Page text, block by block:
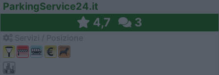
ParkingService24.it
4,7 3